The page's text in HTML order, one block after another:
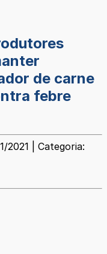
de carne
febre
2021 | Categoria: